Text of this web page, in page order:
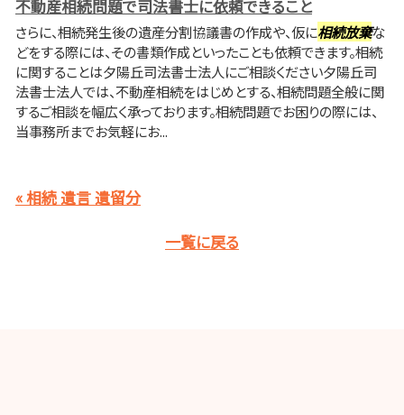
不動産相続問題で司法書士に依頼できること
さらに、相続発生後の遺産分割協議書の作成や、仮に相続放棄な
どをする際には、その書類作成といったことも依頼できます。相続
に関することは夕陽丘司法書士法人にご相談ください夕陽丘司
法書士法人では、不動産相続をはじめとする、相続問題全般に関
するご相談を幅広く承っております。相続問題でお困りの際には、
当事務所までお気軽にお...
« 相続 遺言 遺留分
一覧に戻る